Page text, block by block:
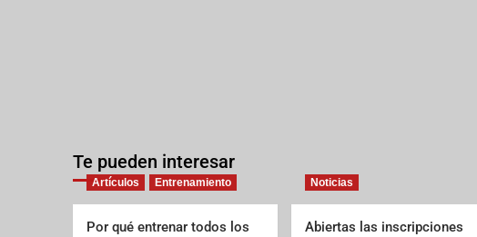
Te pueden interesar
Artículos Entrenamiento
Por qué entrenar todos los
Noticias
Abiertas las inscripciones